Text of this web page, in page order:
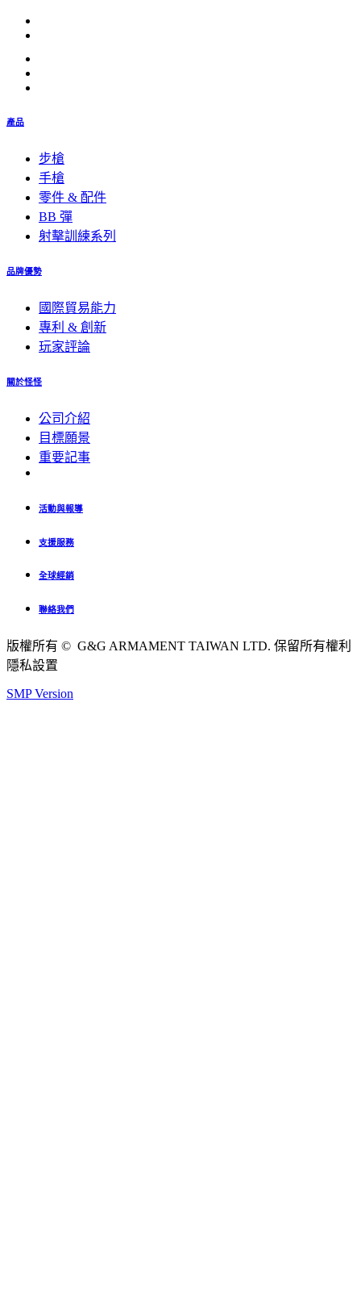
產品
步槍
手槍
零件 & 配件
BB 彈
射擊訓練系列
品牌優勢
國際貿易能力
專利 & 創新
玩家評論
關於怪怪
公司介紹
目標願景
重要記事
活動與報導
支援服務
全球經銷
聯絡我們
版權所有 © G&G ARMAMENT TAIWAN LTD. 保留所有權利
隱私設置
SMP Version